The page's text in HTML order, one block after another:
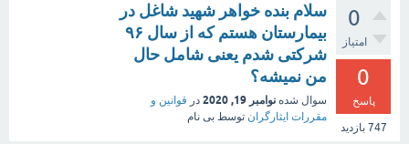
0
امتیاز
0
پاسخ
747 بازدید
سلام بنده خواهر شهید شاغل در
بیمارستان هستم که از سال ۹۶
شرکتی شدم یعنی شامل حال
من نمیشه؟
سوال شده نوامبر 19, 2020 در قوانین و
مقررات ایثارگران توسط بی نام